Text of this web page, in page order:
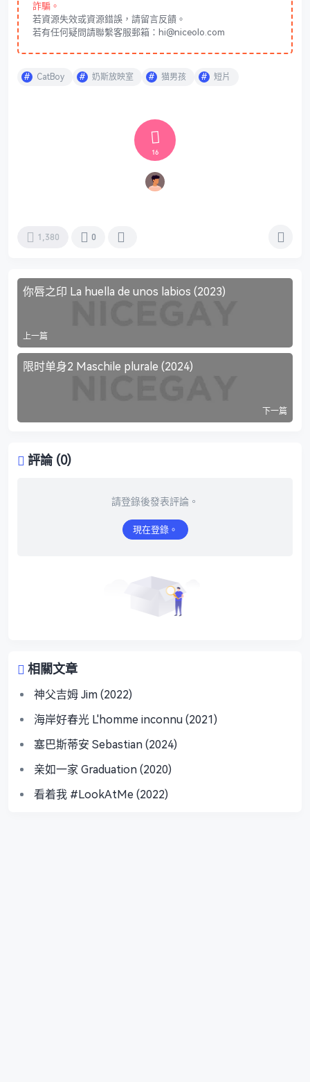
詐騙。
若資源失效或資源錯誤，請留言反饋。
若有任何疑問請聯繫客服郵箱：hi@niceolo.com
CatBoy 奶斯放映室 猫男孩 短片
16
1,380 0
你唇之印 La huella de unos labios (2023)
上一篇
限时单身2 Maschile plurale (2024)
下一篇
評論 (0)
請登錄後發表評論。
現在登錄。
相關文章
神父吉姆 Jim (2022)
海岸好春光 L'homme inconnu (2021)
塞巴斯蒂安 Sebastian (2024)
亲如一家 Graduation (2020)
看着我 #LookAtMe (2022)